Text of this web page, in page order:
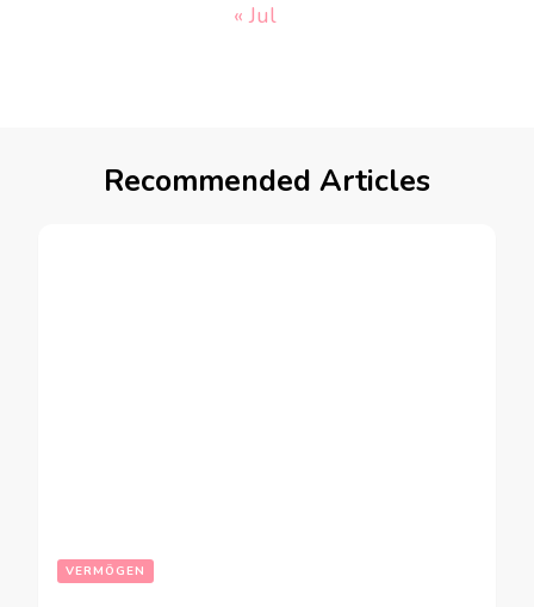
« Jul
Recommended Articles
VERMÖGEN